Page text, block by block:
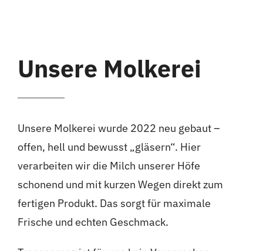
Unsere Molkerei
Unsere Molkerei wurde 2022 neu gebaut –
offen, hell und bewusst „gläsern“. Hier
verarbeiten wir die Milch unserer Höfe
schonend und mit kurzen Wegen direkt zum
fertigen Produkt. Das sorgt für maximale
Frische und echten Geschmack.